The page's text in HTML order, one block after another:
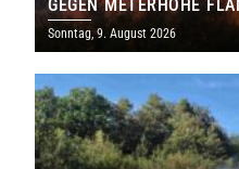
GEGEN METERHOHE
Sonntag, 9. August 2026